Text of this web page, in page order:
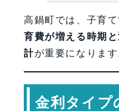
高鍋町では、子育
育費が増える時期
計が重要になります
金利タイプ